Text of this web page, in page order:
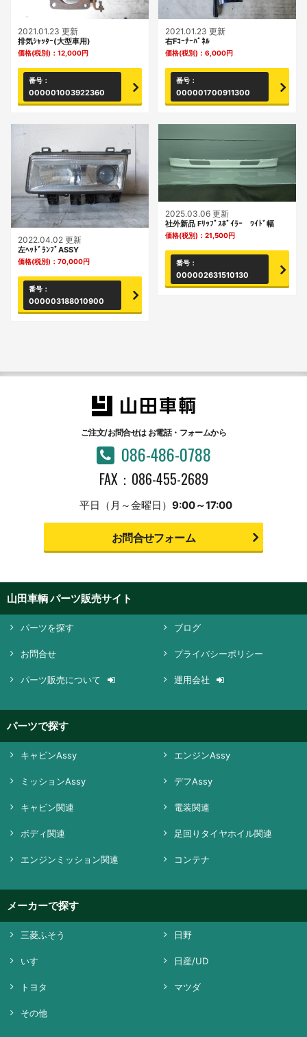
2021.01.23 更新
排気ｼｬｯﾀｰ(大型車用)
価格(税別)： 12,000円
番号：
000001003922360
2021.01.23 更新
右Fｺｰﾅｰﾊﾟﾈﾙ
価格(税別)：6,000円
番号：
000001700911300
2022.04.02 更新
左ﾍｯﾄﾞﾗﾝﾌﾟASSY
価格(税別)： 70,000円
番号：
000003188010900
2025.03.06 更新
社外新品 Fﾘｯﾌﾟｽﾎﾟｲﾗｰ ﾜｲﾄﾞ幅
価格(税別)：21,500円
番号：
000002631510130
ご注文/お問合せはお電話・フォームから
086-486-0788
FAX：086-455-2689
平日（月～金曜日） 9:00～17:00
お問合せフォーム
山田車輌 パーツ販売サイト
パーツを探す ブログ
お問合せ プライバシーポリシー
パーツ販売について 運用会社
パーツで探す
キャビンAssy エンジンAssy
ミッションAssy デフAssy
キャビン関連 電装関連
ボディ関連 足回りタイヤホイル関連
エンジンミッション関連 コンテナ
メーカーで探す
三菱ふそう 日野
いすゞ 日産/UD
トヨタ マツダ
その他